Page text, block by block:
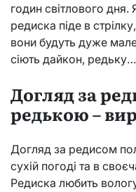
годин світлового дня.
редиска піде в
вони будуть дуже
сіють дайкон, редьку…
Догляд за
редькою –
Догляд за редисом
сухій погоді та в
Редиска любить